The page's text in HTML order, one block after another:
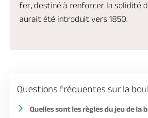
fer, destiné à renforcer la solidité
aurait été introduit vers 1850.
Questions fréquentes sur la
Quelles sont les règles du jeu de la